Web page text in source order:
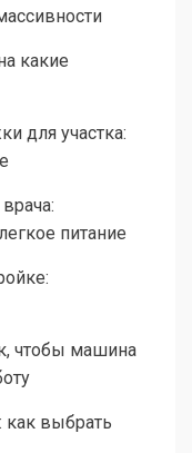
какие
для участка:
питание
чтобы машина
как выбрать